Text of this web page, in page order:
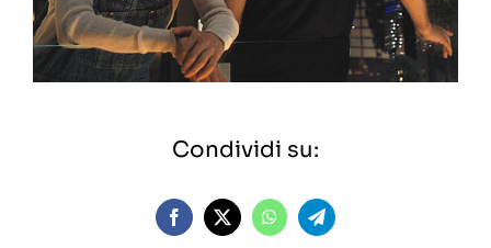
Condividi su: